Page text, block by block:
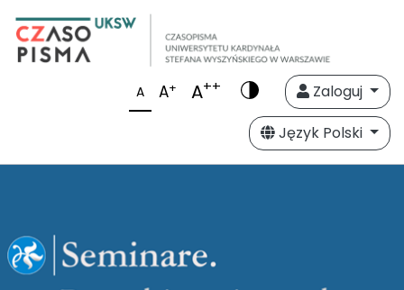
A A+ A++
Zaloguj
Język Polski